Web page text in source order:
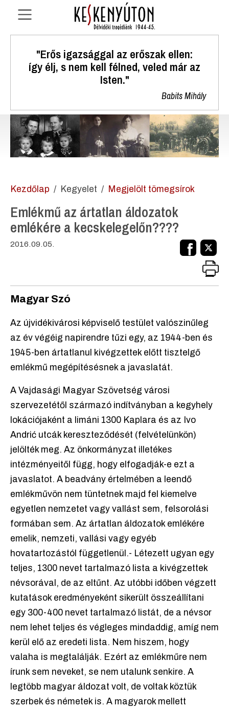
"Erős igazsággal az erőszak ellen:
így élj, s nem kell félned, veled már az
Isten."
Babits Mihály
Kezdőlap Kegyelet Megjelölt tömegsírok
Emlékmű az ártatlan áldozatok
emlékére a kecskelegelőn????
2016.09.05.
Magyar Szó
Az újvidékivárosi képviselő testület valószinűleg
az év végéig napirendre tűzi egy, az 1944-ben és
1945-ben ártatlanul kivégzettek előtt tisztelgő
emlékmű megépítésésnek a javaslatát.
A Vajdasági Magyar Szövetség városi
szervezetétől származó indítványban a kegyhely
lokációjaként a limáni 1300 Kaplara és az Ivo
Andrić utcák kereszteződését (felvételünkön)
jelölték meg. Az önkormányzat illetékes
intézményeitől függ, hogy elfogadják-e ezt a
javaslatot. A beadvány értelmében a leendő
emlékművön nem tüntetnek majd fel kiemelve
egyetlen nemzetet vagy vallást sem, felsorolási
formában sem. Az ártatlan áldozatok emlékére
emelik, nemzeti, vallási vagy egyéb
hovatartozástól függetlenül.- Létezett ugyan egy
teljes, 1300 nevet tartalmazó lista a kivégzettek
névsorával, de az eltűnt. Az utóbbi időben végzett
kutatások eredményeként sikerült összeállítani
egy 300-400 nevet tartalmazó listát, de a névsor
nem lehet teljes és végleges mindaddig, amíg nem
kerül elő az eredeti lista. Nem hiszem, hogy
valaha is megtalálják. Ezért az emlékműre nem
írunk sem neveket, se nem utalunk senkire. A
legtöbb magyar áldozat volt, de voltak köztük
szerbek és németek is. A magyarok mellett